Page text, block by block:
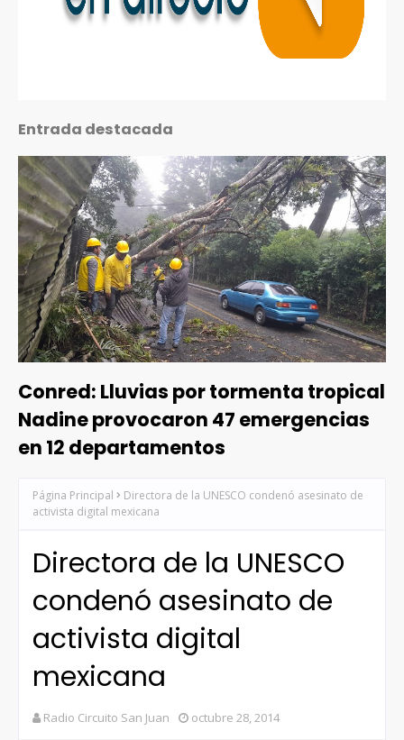
Entrada destacada
Conred: Lluvias por tormenta tropical
Nadine provocaron 47 emergencias
en 12 departamentos
Página Principal
Directora de la UNESCO condenó asesinato de
activista digital mexicana
Directora de la UNESCO
condenó asesinato de
activista digital
mexicana
Radio Circuito San Juan octubre 28, 2014